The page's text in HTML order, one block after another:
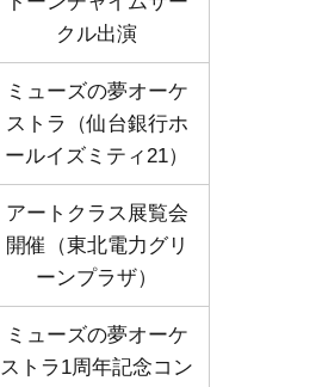
クル出演
ミューズの夢オーケ
ストラ（仙台銀行ホ
ールイズミティ21）
アートクラス展覧会
開催（東北電力グリ
ーンプラザ）
ミューズの夢オーケ
ストラ1周年記念コン